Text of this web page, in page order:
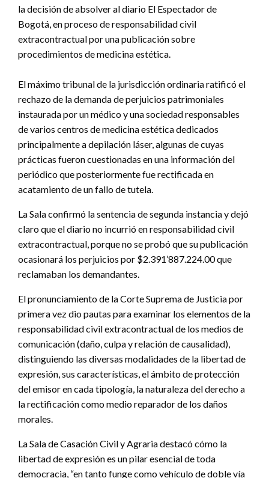
la decisión de absolver al diario El Espectador de
Bogotá, en proceso de responsabilidad civil
extracontractual por una publicación sobre
procedimientos de medicina estética.
El máximo tribunal de la jurisdicción ordinaria ratificó el
rechazo de la demanda de perjuicios patrimoniales
instaurada por un médico y una sociedad responsables
de varios centros de medicina estética dedicados
principalmente a depilación láser, algunas de cuyas
prácticas fueron cuestionadas en una información del
periódico que posteriormente fue rectificada en
acatamiento de un fallo de tutela.
La Sala confirmó la sentencia de segunda instancia y dejó
claro que el diario no incurrió en responsabilidad civil
extracontractual, porque no se probó que su publicación
ocasionará los perjuicios por $2.391’887.224.00 que
reclamaban los demandantes.
El pronunciamiento de la Corte Suprema de Justicia por
primera vez dio pautas para examinar los elementos de la
responsabilidad civil extracontractual de los medios de
comunicación (daño, culpa y relación de causalidad),
distinguiendo las diversas modalidades de la libertad de
expresión, sus características, el ámbito de protección
del emisor en cada tipología, la naturaleza del derecho a
la rectificación como medio reparador de los daños
morales.
La Sala de Casación Civil y Agraria destacó cómo la
libertad de expresión es un pilar esencial de toda
democracia, “en tanto funge como vehículo de doble vía